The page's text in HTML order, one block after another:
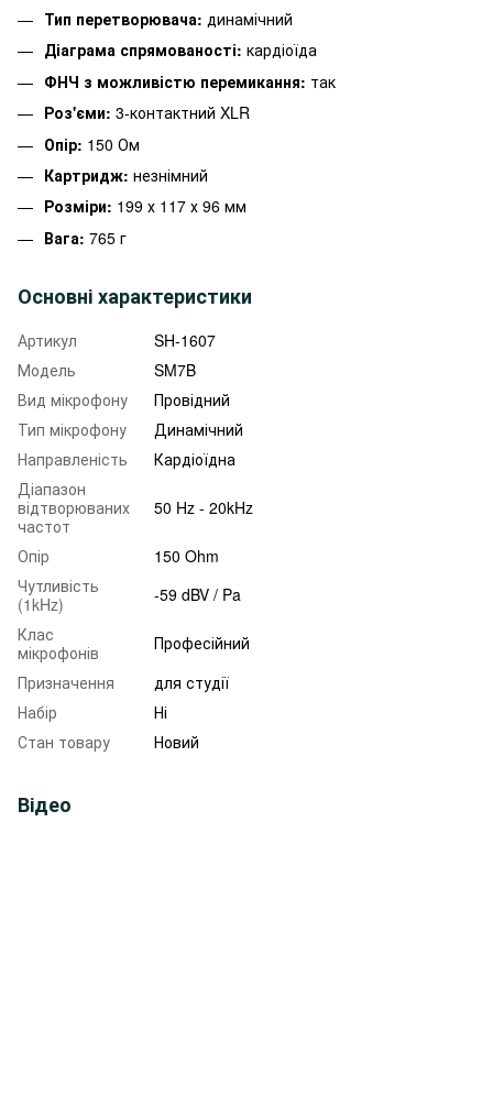
Тип перетворювача: динамічний
Діаграма спрямованості: кардіоїда
ФНЧ з можливістю перемикання: так
Роз'єми: 3-контактний XLR
Опір: 150 Ом
Картридж: незнімний
Розміри: 199 х 117 х 96 мм
Вага: 765 г
Основні характеристики
Артикул
SH-1607
Модель
SM7B
Вид мікрофону
Провідний
Тип мікрофону
Динамічний
Направленість
Кардіоїдна
Діапазон
відтворюваних
частот
50 Hz - 20kHz
Опір
150 Ohm
Чутливість
(1kHz)
-59 dBV / Pa
Клас
мікрофонів
Професійний
Призначення
для студії
Набір
Ні
Стан товару
Новий
Відео